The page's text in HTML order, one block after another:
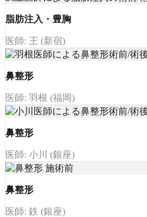
脂肪注入・豊胸
医師: 王 (新宿)
鼻整形
医師: 羽根 (福岡)
鼻整形
医師: 小川 (銀座)
鼻整形
医師: 鉄 (銀座)